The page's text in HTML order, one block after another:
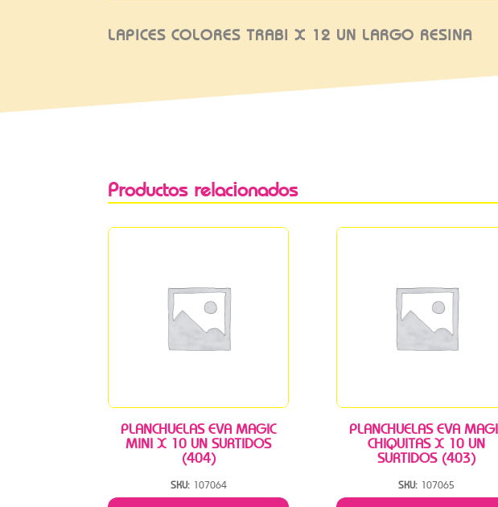
LAPICES COLORES TRABI X 12 UN LARGO RESINA
Productos relacionados
PLANCHUELAS EVA MAGIC
MINI X 10 UN SURTIDOS
(404)
SKU: 107064
PLANCHUELAS EVA
CHIQUITAS X 10 UN
SURTIDOS (403)
SKU: 107065